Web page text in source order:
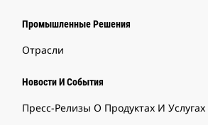
Промышленные Решения
Отрасли
Новости И События
Пресс-Релизы О Продуктах И Услугах